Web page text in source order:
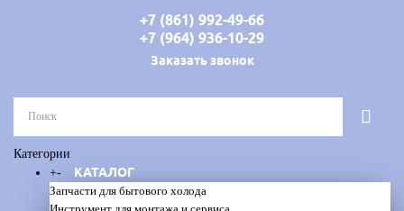
+7 (861) 992-49-66
+7 (964) 936-10-29
Заказать звонок
Категории
+- КАТАЛОГ
Запчасти для бытового холода